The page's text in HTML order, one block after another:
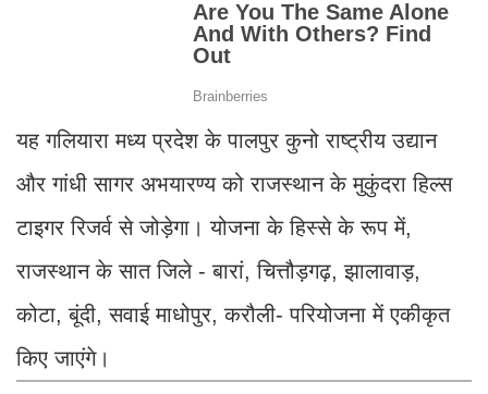
यह गलियारा मध्य प्रदेश के पालपुर कुनो राष्ट्रीय उद्यान
और गांधी सागर अभयारण्य को राजस्थान के मुकुंदरा हिल्स
टाइगर रिजर्व से जोड़ेगा। योजना के हिस्से के रूप में,
राजस्थान के सात जिले - बारां, चित्तौड़गढ़, झालावाड़,
कोटा, बूंदी, सवाई माधोपुर, करौली- परियोजना में एकीकृत
किए जाएंगे।